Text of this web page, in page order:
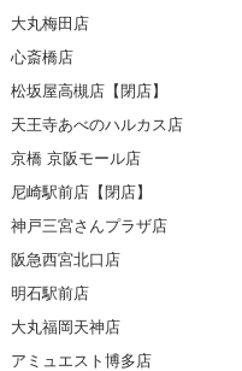
大丸梅田店
心斎橋店
松坂屋高槻店【閉店】
天王寺あべのハルカス店
京橋 京阪モール店
尼崎駅前店【閉店】
神戸三宮さんプラザ店
阪急西宮北口店
明石駅前店
大丸福岡天神店
アミュエスト博多店